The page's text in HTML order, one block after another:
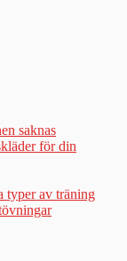
saknas
för din
typer av träning